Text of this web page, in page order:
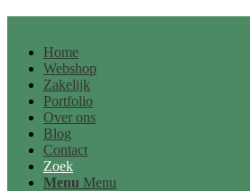
Home
Webshop
Zakelijk
Portfolio
Over ons
Blog
Contact
Zoek
Menu Menu